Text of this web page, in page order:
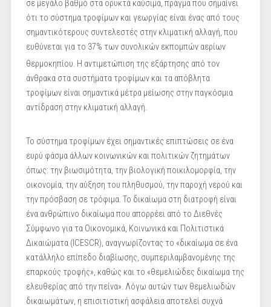
σε μεγάλο βαθμό στα ορυκτά καύσιμα, πράγμα που σημαίνει
ότι το σύστημα τροφίμων και γεωργίας είναι ένας από τους
σημαντικότερους συντελεστές στην κλιματική αλλαγή, που
ευθύνεται για το 37% των συνολικών εκπομπών αερίων
θερμοκηπίου. Η αντιμετώπιση της εξάρτησης από τον
άνθρακα στα συστήματα τροφίμων και τα απόβλητα
τροφίμων είναι σημαντικά μέτρα μείωσης στην παγκόσμια
αντίδραση στην κλιματική αλλαγή.
Το σύστημα τροφίμων έχει σημαντικές επιπτώσεις σε ένα
ευρύ φάσμα άλλων κοινωνικών και πολιτικών ζητημάτων
όπως: την βιωσιμότητα, την βιολογική ποικιλομορφία, την
οικονομία, την αύξηση του πληθυσμού, την παροχή νερού και
την πρόσβαση σε τρόφιμα. Το δικαίωμα στη διατροφή είναι
ένα ανθρώπινο δικαίωμα που απορρέει από το Διεθνές
Σύμφωνο για τα Οικονομικά, Κοινωνικά και Πολιτιστικά
Δικαιώματα (ICESCR), αναγνωρίζοντας το «δικαίωμα σε ένα
κατάλληλο επίπεδο διαβίωσης, συμπεριλαμβανομένης της
επαρκούς τροφής», καθώς και το «θεμελιώδες δικαίωμα της
ελευθερίας από την πείνα». Λόγω αυτών των θεμελιωδών
δικαιωμάτων, η επισιτιστική ασφάλεια αποτελεί συχνά